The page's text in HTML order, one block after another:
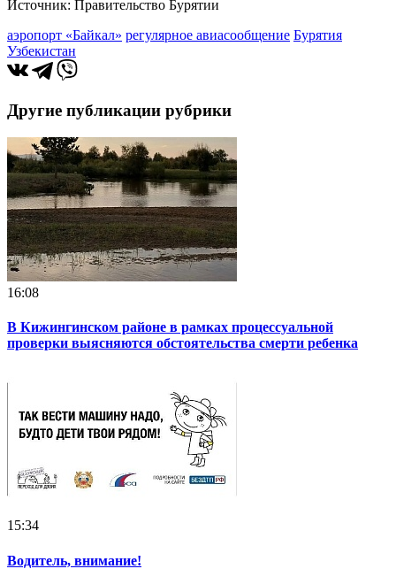
Источник: Правительство Бурятии
аэропорт «Байкал» регулярное авиасообщение Бурятия
Узбекистан
Другие публикации рубрики
16:08
В Кижингинском районе в рамках процессуальной
проверки выясняются обстоятельства смерти ребенка
15:34
Водитель, внимание!